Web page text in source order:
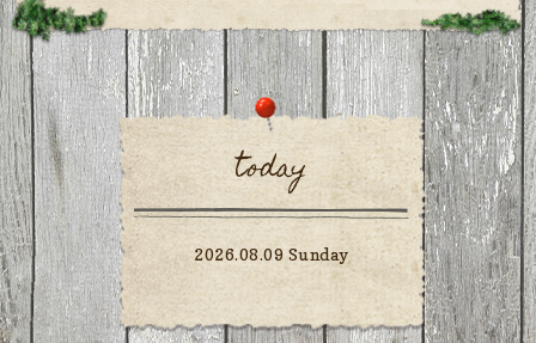
today
2026.08.09 Sunday